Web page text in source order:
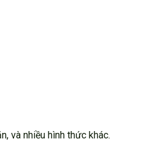
và nhiều hình thức khác.